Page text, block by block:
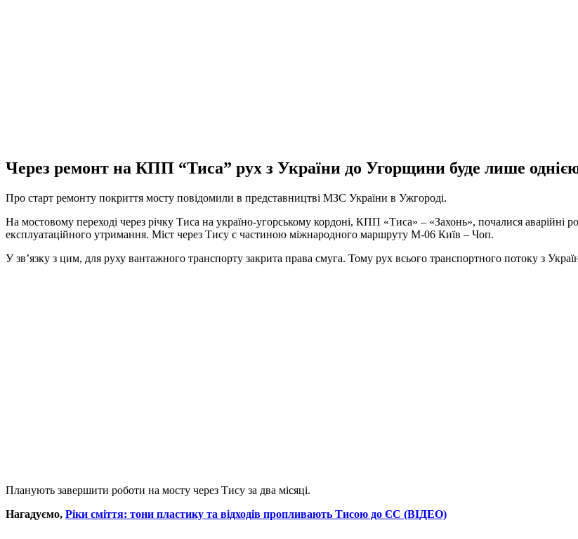
Через ремонт на КПП “Тиса” рух з України до Угорщини буде лише
Про старт ремонту покриття мосту повідомили в представництві МЗС України в Ужгороді.
На мостовому переході через річку Тиса на україно-угорському кордоні, КПП «Тиса» – «Захонь», почалися
експлуатаційного утримання. Міст через Тису є частиною міжнародного маршруту М-06 Київ – Чоп.
У зв’язку з цим, для руху вантажного транспорту закрита права смуга. Тому рух всього транспортного потоку з
Планують завершити роботи на мосту через Тису за два місяці.
Нагадуємо, Ріки сміття: тони пластику та відходів пропливають Тисою до ЄС (ВІДЕО)